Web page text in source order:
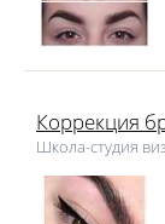
Коррекция
Школа-студия